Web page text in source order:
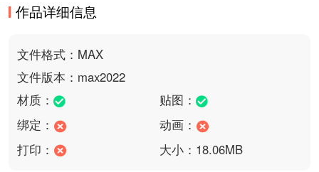
作品详细信息
文件格式：MAX
文件版本：max2022
材质：
贴图：
绑定：
动画：
打印：
大小：18.06MB